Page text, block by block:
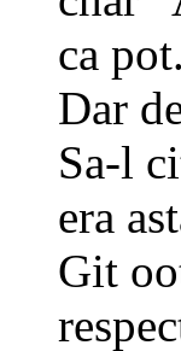
ca
Dar
Sa-l
era
Git